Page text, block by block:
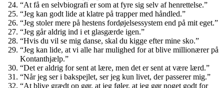
“At få en selvbiografi er som at fyre sig selv af henrettelse.”
“Jeg kan godt lide at klatre på trapper med håndled.”
“Jeg stoler mere på hestens fordøjelsessystem end på mit eget.”
“Jeg går aldrig ind i et glasgærde igen.”
“Hvis du vil se mig danse, skal du kigge efter mine sko.”
“Jeg kan lide, at vi alle har mulighed for at blive millionærer på
Kontanthjælp.”
“Det er aldrig for sent at lære, men det er sent at være lærd.”
“Når jeg ser i bakspejlet, ser jeg kun livet, der passerer mig.”
“At blive grædt op gør, at jeg føler, at jeg gør noget godt for